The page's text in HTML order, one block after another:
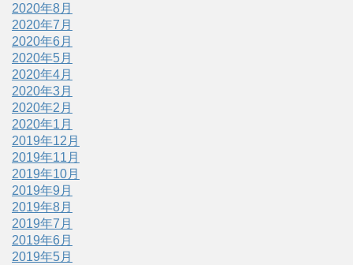
2020年8月
2020年7月
2020年6月
2020年5月
2020年4月
2020年3月
2020年2月
2020年1月
2019年12月
2019年11月
2019年10月
2019年9月
2019年8月
2019年7月
2019年6月
2019年5月